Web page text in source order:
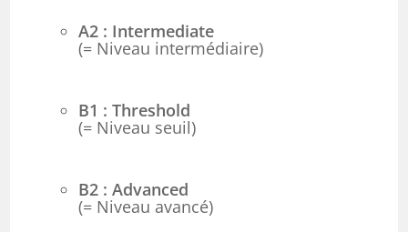
A2 : Intermediate
(= Niveau intermédiaire)
B1 : Threshold
(= Niveau seuil)
B2 : Advanced
(= Niveau avancé)